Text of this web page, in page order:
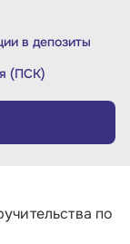
в депозиты
(ПСК)
по